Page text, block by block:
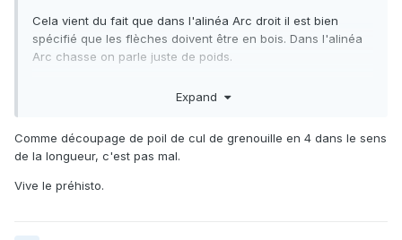
Cela vient du fait que dans l'alinéa Arc droit il est bien
spécifié que les flèches doivent être en bois. Dans l'alinéa
Arc chasse on parle juste de poids.
3D, en salle ( là on est devenu BB ) et même en Field si on
AD ( alors que le contraire est possible )).
Field si le nouveau réglement du Field incluant les AD au
Expand
Comme découpage de poil de cul de grenouille en 4 dans le sens
de la longueur, c'est pas mal.
Vive le préhisto.